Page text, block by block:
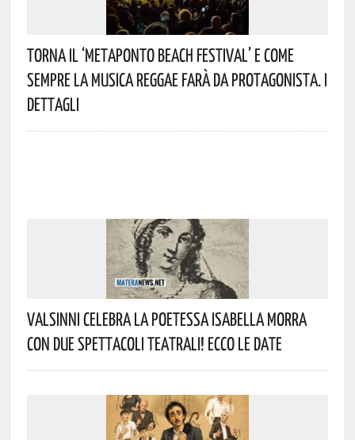
Torna Il ‘Metaponto Beach Festival’ E Come
Sempre La Musica Reggae Farà Da Protagonista. I
Dettagli
Valsinni Celebra La Poetessa Isabella Morra
Con Due Spettacoli Teatrali! Ecco Le Date